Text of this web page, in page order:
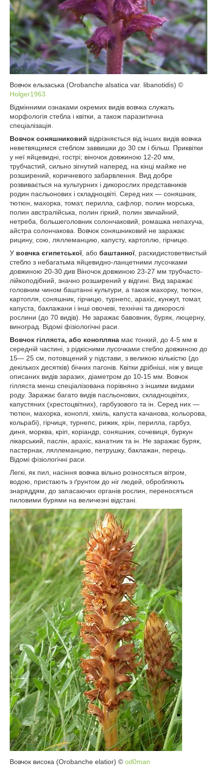
Вовчок ельзаська (Orobanche alsatica var. libanotidis) ©
Holger1963
Відмінними ознаками окремих видів вовчка служать
морфологія стебла і квітки, а також паразитична
спеціалізація.
Вовчок соняшниковий відрізняється від інших видів вовчка
неветвящимся стеблом заввишки до 30 см і більш. Приквітки
у неї яйцевидні, гострі; віночок довжиною 12-20 мм,
трубчастий, сильно зігнутий наперед, на кінці майже не
розширений, коричневого забарвлення. Вид добре
розвивається на культурних і дикорослих представників
родин пасльонових і складноцвіті. Серед них — соняшник,
тютюн, махорка, томат, перилла, сафлор, полин морська,
полин австралійська, полин гіркий, полин звичайний,
нетреба, большеголовник солончаковий, ромашка непахуча,
айстра солончакова. Вовчок соняшниковий не заражає
рицину, сою, ляллеманцию, капусту, картоплю, гірчицю.
У вовчка єгипетської, або баштанної, раскидистоветвистый
стебло з небагатьма яйцевидно-ланцетними лусочками
довжиною 20-30 див Віночок довжиною 23-27 мм трубчасто-
лійкоподібний, значно розширений у відгині. Вид заражає
головним чином баштанні культури, а також махорку, тютюн,
картопля, соняшник, гірчицю, турнепс, арахіс, кунжут, томат,
капуста, баклажани і інші овочеві, технічні та дикорослі
рослини (до 70 видів). Не заражає бавовник, буряк, люцерну,
виноград. Відомі фізіологічні раси.
Вовчок гілляста, або конопляна має тонкий, до 4-5 мм в
середній частині, з рідкісними лусочками стебло довжиною до
15— 25 см, потовщений у підстави, з великою кількістю (до
декількох десятків) бічних пагонів. Квітки дрібніші, ніж у вище
описаних видів заразих, діаметром до 10-15 мм. Вовчок
гілляста менш спеціалізована порівняно з іншими видами
роду. Заражає багато видів пасльонових, складноцвітих,
капустяних (хрестоцвітних), гарбузового та ін. Серед них —
тютюн, махорка, коноплі, хміль, капуста качанова, кольорова,
кольрабі), гірчиця, турнепс, рижик, хрін, перилла, гарбуз,
диня, морква, кріп, коріандр, соняшник, сочевиця, буркун
лікарський, паслін, арахіс, канатник та ін. Не заражає буряк,
пастернак, ляллеманцию, петрушку, баклажан, перець.
Відомі фізіологічні раси.
Легкі, як пил, насіння вовчка вільно розносяться вітром,
водою, пристають з ґрунтом до ніг людей, обробляють
знаряддям, до запасаючих органів рослин, переносяться
пиловими бурями на величезні відстані.
Вовчок висока (Orobanche elatior) © od0man